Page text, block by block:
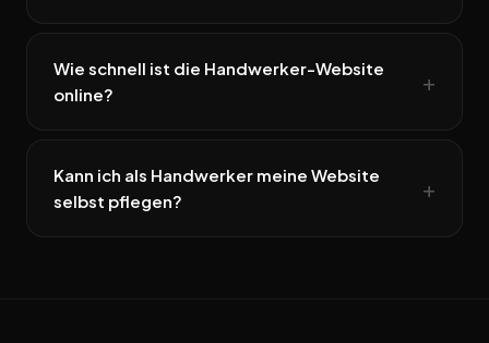
Wie schnell ist die Handwerker-Website
online?
Kann ich als Handwerker meine Website
selbst pflegen?